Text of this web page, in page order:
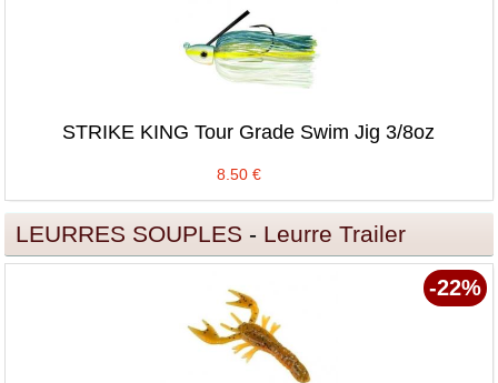
STRIKE KING Tour Grade Swim Jig 3/8oz
8.50 €
LEURRES SOUPLES - Leurre Trailer
-22%